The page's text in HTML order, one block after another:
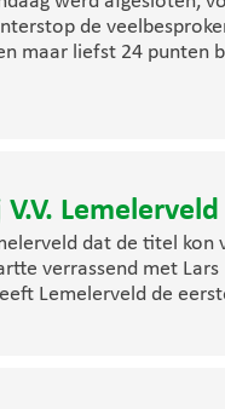
de
maar liefst 24 punten
Lemelerveld
dat de titel kon
verrassend met Lars
Lemelerveld de